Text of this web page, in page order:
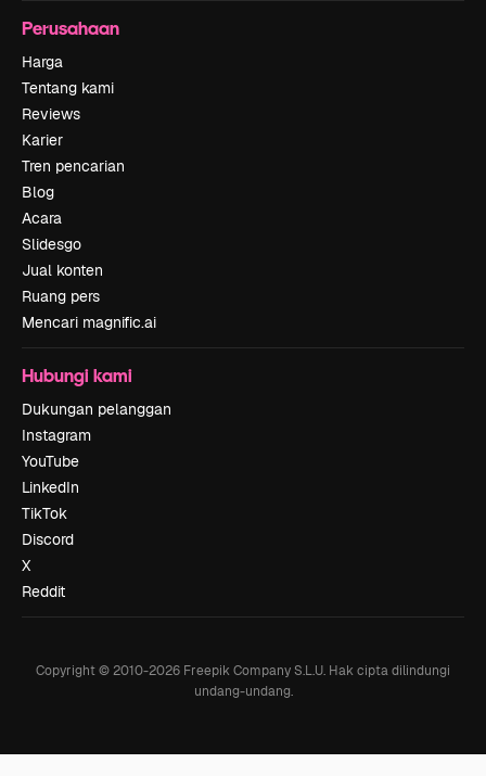
Perusahaan
Harga
Tentang kami
Reviews
Karier
Tren pencarian
Blog
Acara
Slidesgo
Jual konten
Ruang pers
Mencari magnific.ai
Hubungi kami
Dukungan pelanggan
Instagram
YouTube
LinkedIn
TikTok
Discord
X
Reddit
Copyright © 2010-2026 Freepik Company S.L.U. Hak cipta dilindungi
undang-undang.